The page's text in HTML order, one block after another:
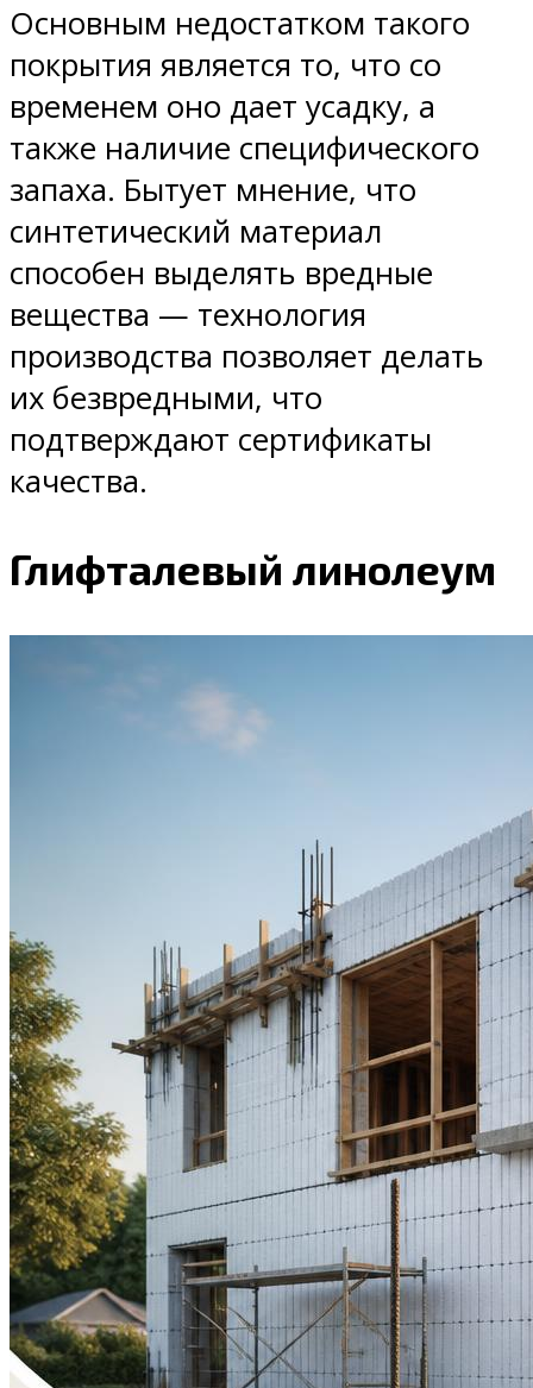
Основным недостатком такого
покрытия является то, что со
временем оно дает усадку, а
также наличие специфического
запаха. Бытует мнение, что
синтетический материал
способен выделять вредные
вещества — технология
производства позволяет делать
их безвредными, что
подтверждают сертификаты
качества.
Глифталевый линолеум